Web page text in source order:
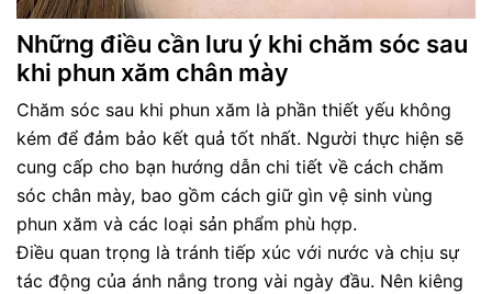
Những điều cần lưu ý khi chăm sóc sau
khi phun xăm chân mày
Chăm sóc sau khi phun xăm là phần thiết yếu không
kém để đảm bảo kết quả tốt nhất. Người thực hiện sẽ
cung cấp cho bạn hướng dẫn chi tiết về cách chăm
sóc chân mày, bao gồm cách giữ gìn vệ sinh vùng
phun xăm và các loại sản phẩm phù hợp.
Điều quan trọng là tránh tiếp xúc với nước và chịu sự
tác động của ánh nắng trong vài ngày đầu. Nên kiêng